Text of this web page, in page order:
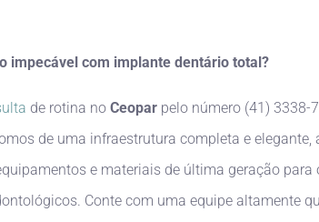
impecável com implante dentário total?
de rotina noCeopar pelo número (41) 3338-
de uma infraestrutura completa e elegante,
e materiais de última geração para
Conte com uma equipe altamente